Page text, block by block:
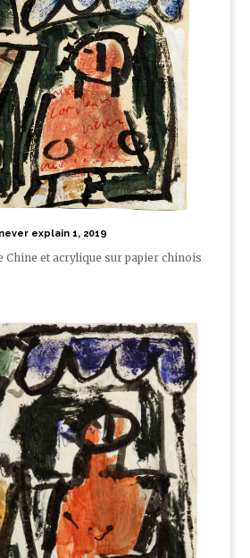
explain 1, 2019
Chine et acrylique sur papier chinois